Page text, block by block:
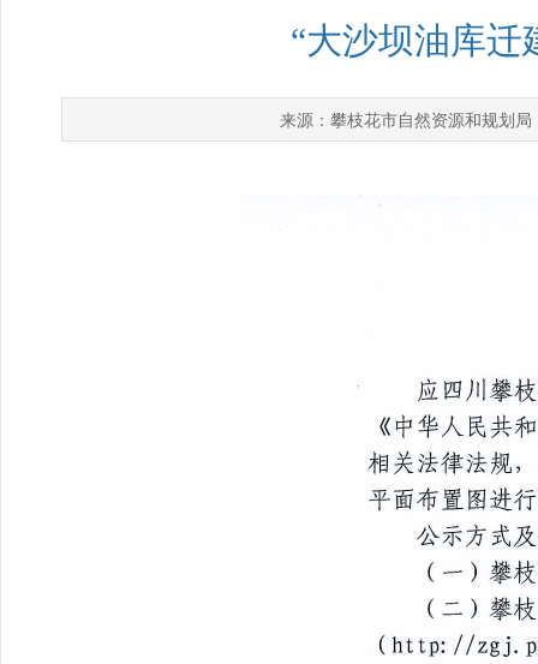
“大沙坝油库迁
来源： 攀枝花市自然资源和规划局